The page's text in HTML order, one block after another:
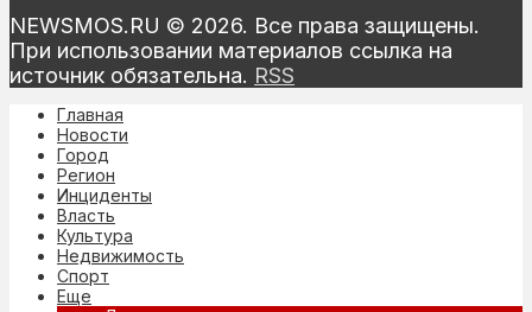
NEWSMOS.RU © 2026. Все права защищены.
При использовании материалов ссылка на
источник обязательна. RSS
Главная
Новости
Город
Регион
Инциденты
Власть
Культура
Недвижимость
Спорт
Еще